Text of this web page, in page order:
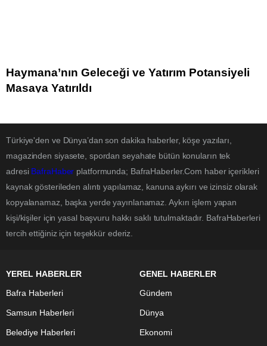
Haymana’nın Geleceği ve Yatırım Potansiyeli
Masaya Yatırıldı
Türkiye'den ve Dünya’dan son dakika haberler, köşe yazıları,
magazinden siyasete, spordan seyahate bütün konuların tek
adresi BafraHaber platformunda; BafraHaberler.Com haber içerikleri
kaynak gösterileden alıntı yapılamaz, kanuna aykırı ve izinsiz olarak
kopyalanamaz, başka yerde yayınlanamaz. Aykırı işlem yapan
kişi/kişiler için yasal başvuru hakkı saklı tutulmaktadır. BafraHaberleri
tercih ettiğiniz için teşekkür ederiz.
YEREL HABERLER
Bafra Haberleri
Samsun Haberleri
Belediye Haberleri
GENEL HABERLER
Gündem
Dünya
Ekonomi